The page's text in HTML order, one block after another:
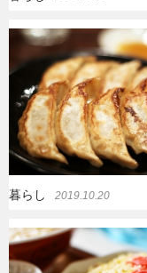
暮らし
暮らし 2019.10.20